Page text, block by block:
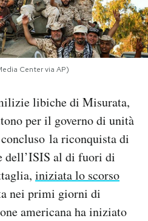
Center via AP)
libiche di Misurata,
per il governo di unità
la riconquista di
dell’ISIS al di fuori di
iniziata lo scorso
nei primi giorni di
americana ha iniziato